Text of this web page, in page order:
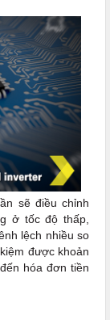
sẽ điều chỉnh
ở tốc độ thấp,
lệch nhiều so
được khoản
hóa đơn tiền